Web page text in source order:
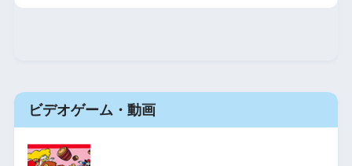
ビデオゲーム・動画